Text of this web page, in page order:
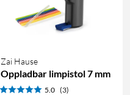
Zai Hause
Oppladbar limpistol 7 mm
5.0 (3)